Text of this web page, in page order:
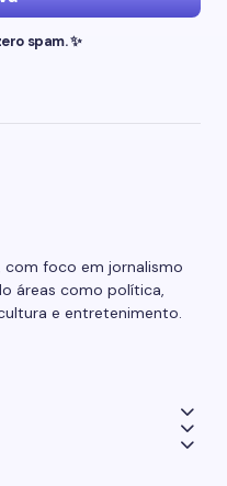
spam. ✨
foco em jornalismo
áreas como política,
e entretenimento.